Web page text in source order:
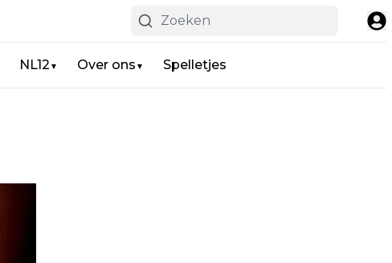
NL12 ▼ Over ons ▼ Spelletjes